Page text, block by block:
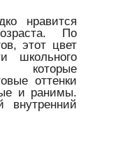
нравится
По
этот цвет
школьного
которые
оттенки
и ранимы.
внутренний